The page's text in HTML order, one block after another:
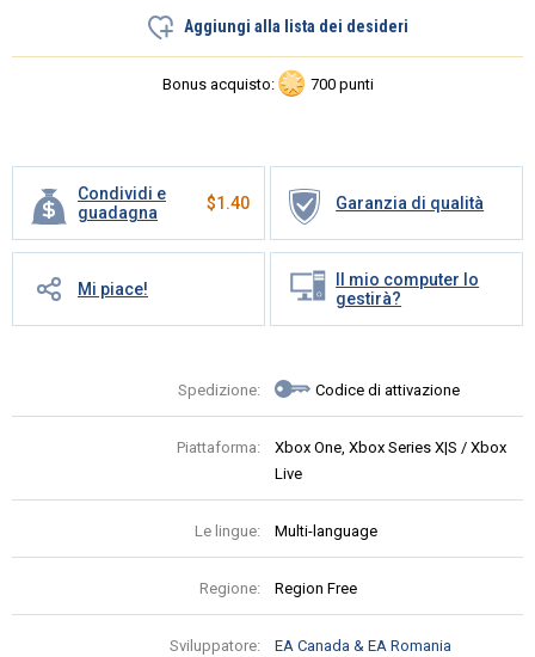
Aggiungi alla lista dei desideri
Bonus acquisto: 700 punti
Condividi e
guadagna
$1.40 Garanzia di qualità
Mi piace!
Il mio computer lo
gestirà?
Spedizione: Codice di attivazione
Piattaforma:
Xbox One, Xbox Series X|S / Xbox
Live
Le lingue: Multi-language
Regione: Region Free
Sviluppatore: EA Canada & EA Romania